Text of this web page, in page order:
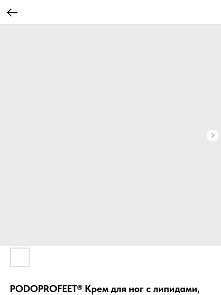
PODOPROFEET® Крем для ног с липидами,